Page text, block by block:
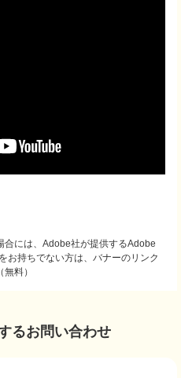
合には、Adobe社が提供するAdobe
お持ちでない方は、バナーのリンク
料）
るお問い合わせ